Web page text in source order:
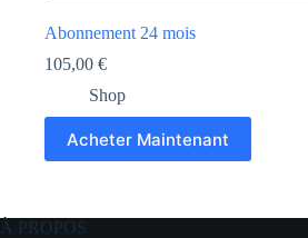
Abonnement 24 mois
105,00 €
Shop
Acheter Maintenant
À PROPOS